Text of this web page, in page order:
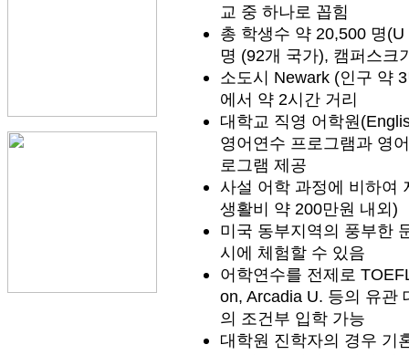
교 중 하나로 꼽힘
총 학생수 약 20,500 명
명 (92개 국가), 캠퍼스크
소도시 Newark (인구 약
에서 약 2시간 거리
대학교 직영 어학원
영어연수 프로그램과 영
로그램 제공
사설 어학 과정에 비하여
생활비 약 200만원 내외)
미국 동부지역의 풍부한
시에 체험할 수 있음
어학연수를 전제로
on, Arcadia U. 등의 유관
의 조건부 입학 가능
대학원 진학자의 경우 기